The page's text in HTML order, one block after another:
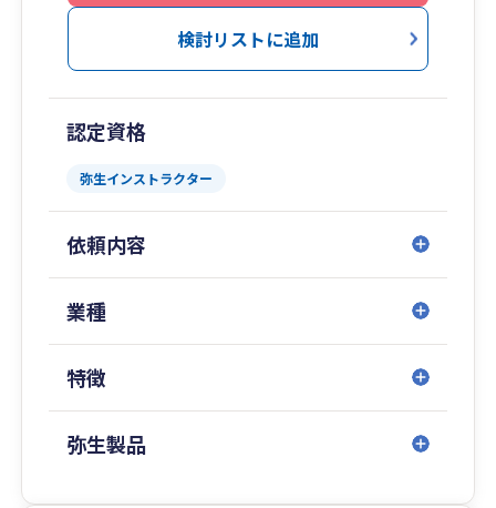
承継に至るまで、どのようなステージのお客様で
あっても、寄り添い親身になってトータルサポー
トさせていただきます。
検討リストに追加
認定資格
弥生インストラクター
依頼内容
業種
特徴
弥生製品